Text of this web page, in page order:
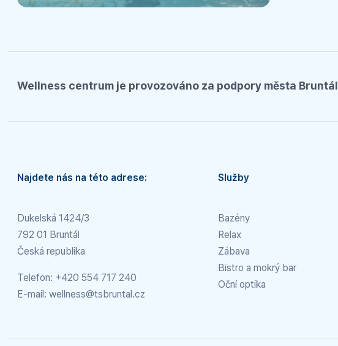
Wellness centrum je provozováno za podpory města Bruntál
Najdete nás na této adrese:
Dukelská 1424/3
792 01 Bruntál
Česká republika
Telefon: +420 554 717 240
E-mail: wellness@tsbruntal.cz
Služby
Bazény
Relax
Zábava
Bistro a mokrý bar
Oční optika